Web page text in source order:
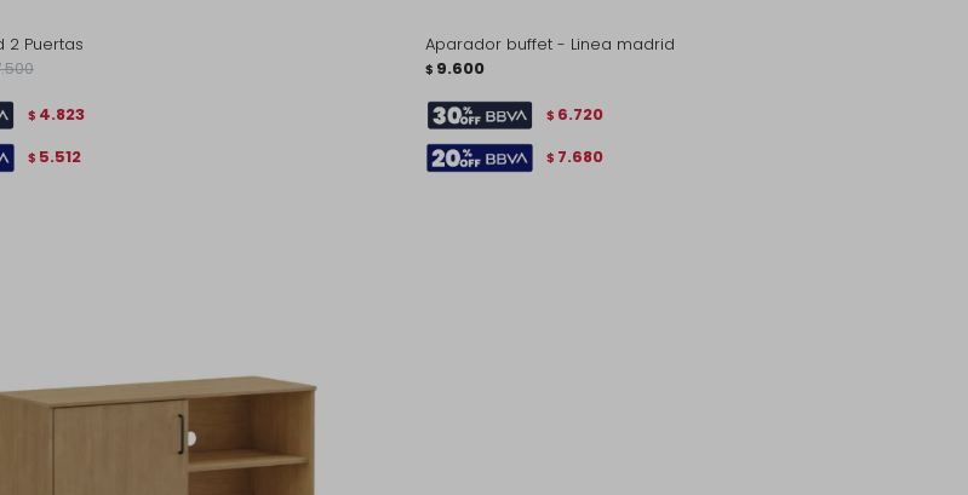
2 Puertas
$ 4.823
$ 5.512
Aparador buffet - Linea madrid
$ 9.600
$ 6.720
$ 7.680